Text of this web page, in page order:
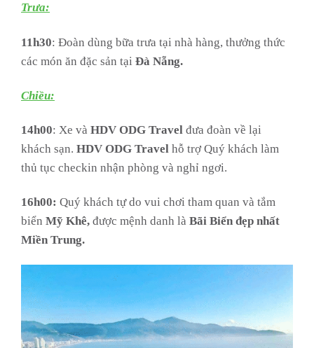
Trưa:
11h30: Đoàn dùng bữa trưa tại nhà hàng, thưởng thức
các món ăn đặc sản tại Đà Nẵng.
Chiều:
14h00: Xe và HDV ODG Travel đưa đoàn về lại
khách sạn. HDV ODG Travel hỗ trợ Quý khách làm
thủ tục checkin nhận phòng và nghỉ ngơi.
16h00: Quý khách tự do vui chơi tham quan và tắm
biển Mỹ Khê, được mệnh danh là Bãi Biển đẹp nhất
Miền Trung.